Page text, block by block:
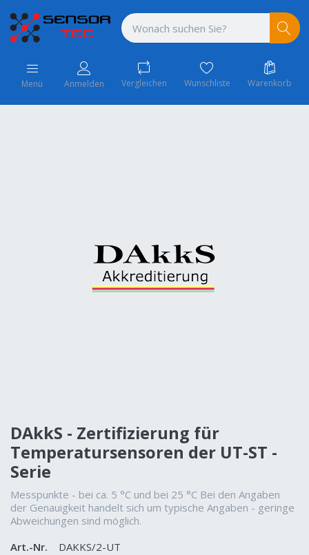
Menü Anmelden Vergleichen Wunschliste Warenkorb
DAkkS - Zertifizierung für
Temperatursensoren der UT-ST -
Serie
Messpunkte - bei ca. 5 °C und bei 25 °C Bei den Angaben
der Genauigkeit handelt sich um typische Angaben - geringe
Abweichungen sind möglich.
Art.-Nr.
DAKKS/2-UT